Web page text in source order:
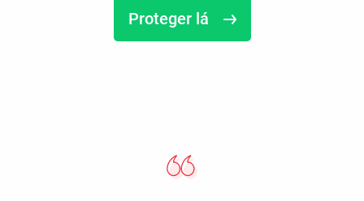
Proteger lá